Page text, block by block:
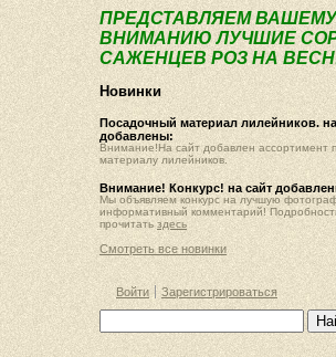
ПРЕДСТАВЛЯЕМ ВАШЕМУ
ВНИМАНИЮ ЛУЧШИЕ
САЖЕНЦЕВ РОЗ НА
Новинки
Посадочный материал лилейников.
добавлены:
Внимание!На сайт добавлен ассортимент
материалу лилейников.
Внимание! Конкурс! на сайт
Мы объявляем конкурс на лучшую
информативный комментарий!
прочитать здесь
Смотреть все новинки
Войти Зарегистрироваться